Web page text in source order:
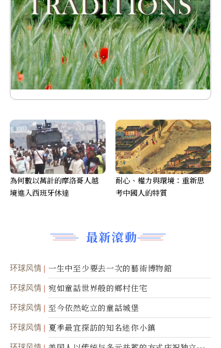
最新滾動
环球风情 一生中至少要去一次的藝術博物館
环球风情 宛如童話世界般的鄉村住宅
环球风情 至今依然屹立的童話城堡
环球风情 夏季最宜探訪的知名迷你小鎮
為何數以萬計的摩洛哥人越
境進入西班牙休達
耐心、權力與環境：重新思
考中國人的特質